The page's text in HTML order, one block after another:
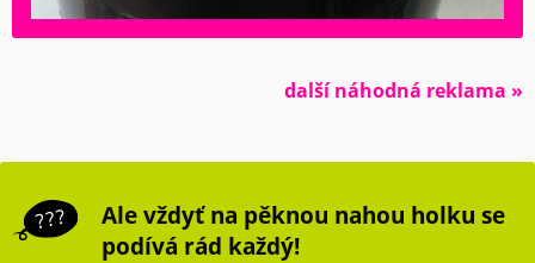
další náhodná reklama »
Ale vždyť na pěknou nahou holku se
podívá rád každý!